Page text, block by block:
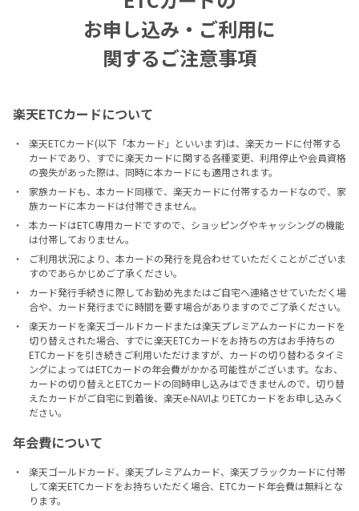
お申し込み・ご利用に
関するご注意事項
楽天ETCカードについて
楽天ETCカード(以下「本カード」といいます)は、楽天カードに付帯する
カードであり、すでに楽天カードに関する各種変更、利用停止や会員資格
の喪失があった際は、同時に本カードにも適用されます。
家族カードも、本カード同様で、楽天カードに付帯するカードなので、家
族カードに本カードは付帯できません。
本カードはETC専用カードですので、ショッピングやキャッシングの機能
は付帯しておりません。
ご利用状況により、本カードの発行を見合わせていただくことがございま
すのであらかじめご了承ください。
カード発行手続きに際してお勤め先またはご自宅へ連絡させていただく場
合や、カード発行までに時間を要す場合がありますのでご了承ください。
楽天カードを楽天ゴールドカードまたは楽天プレミアムカードにカードを
切り替えされた場合、すでに楽天ETCカードをお持ちの方はお手持ちの
ETCカードを引き続きご利用いただけますが、カードの切り替わるタイミ
ングによってはETCカードの年会費がかかる可能性がございます。なお、
カードの切り替えとETCカードの同時申し込みはできませんので、切り替
えたカードがご自宅に到着後、楽天e-NAVIよりETCカードをお申し込みく
ださい。
年会費について
楽天ゴールドカード、楽天プレミアムカード、楽天ブラックカードに付帯
して楽天ETCカードをお持ちいただく場合、ETCカード年会費は無料とな
ります。